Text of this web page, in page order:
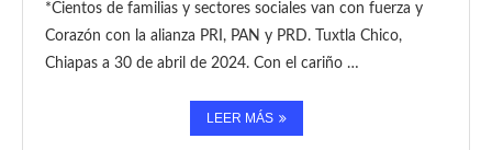
*Cientos de familias y sectores sociales van con fuerza y
Corazón con la alianza PRI, PAN y PRD. Tuxtla Chico,
Chiapas a 30 de abril de 2024. Con el cariño …
LEER MÁS